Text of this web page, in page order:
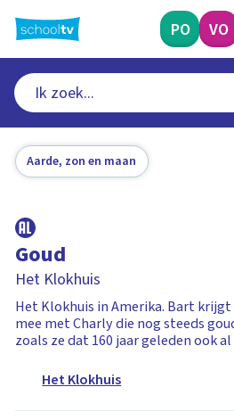
naar
hoofdinhoud
PO VO
Aarde, zon en maan
Goud
Het Klokhuis
Het Klokhuis in Amerika. Bart
mee met Charly die nog steeds
zoals ze dat 160 jaar geleden ook al
Het Klokhuis